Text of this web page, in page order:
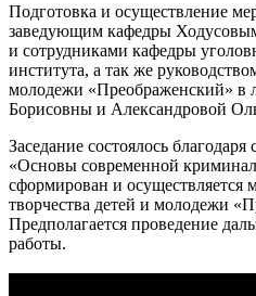
Подготовка и осуществление
заведующим кафедры
и сотрудниками кафедры
института, а так же
молодежи «Преображенский»
Борисовны и Александровой
Заседание состоялось
«Основы современной
сформирован и
творчества детей и молодежи
Предполагается проведение
работы.